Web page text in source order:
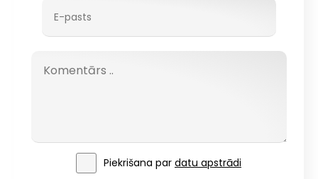
Piekrišana par datu apstrādi